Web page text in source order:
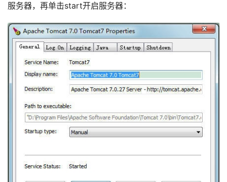
服务器，再单击start开启服务器：